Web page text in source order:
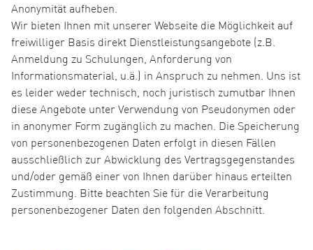
Anonymität aufheben.
Wir bieten Ihnen mit unserer Webseite die Möglichkeit auf
freiwilliger Basis direkt Dienstleistungsangebote (z.B.
Anmeldung zu Schulungen, Anforderung von
Informationsmaterial, u.ä.) in Anspruch zu nehmen. Uns ist
es leider weder technisch, noch juristisch zumutbar Ihnen
diese Angebote unter Verwendung von Pseudonymen oder
in anonymer Form zugänglich zu machen. Die Speicherung
von personenbezogenen Daten erfolgt in diesen Fällen
ausschließlich zur Abwicklung des Vertragsgegenstandes
und/oder gemäß einer von Ihnen darüber hinaus erteilten
Zustimmung. Bitte beachten Sie für die Verarbeitung
personenbezogener Daten den folgenden Abschnitt.